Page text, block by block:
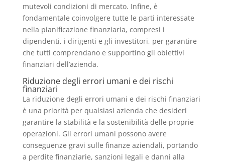
mutevoli condizioni di mercato. Infine, è
fondamentale coinvolgere tutte le parti interessate
nella pianificazione finanziaria, compresi i
dipendenti, i dirigenti e gli investitori, per garantire
che tutti comprendano e supportino gli obiettivi
finanziari dell’azienda.
Riduzione degli errori umani e dei rischi
finanziari
La riduzione degli errori umani e dei rischi finanziari
è una priorità per qualsiasi azienda che desideri
garantire la stabilità e la sostenibilità delle proprie
operazioni. Gli errori umani possono avere
conseguenze gravi sulle finanze aziendali, portando
a perdite finanziarie, sanzioni legali e danni alla